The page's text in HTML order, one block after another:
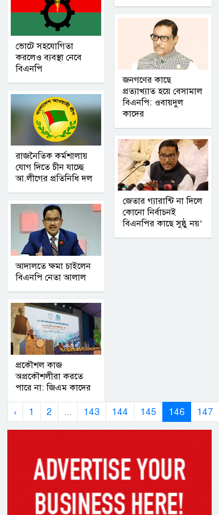
ভোটে সহযোগিতা
করলেও ব্যবস্থা নেবে
বিএনপি
রাজনৈতিক কর্মশালায়
যোগ দিতে চীন যাচ্ছে
আ.লীগের প্রতিনিধি দল
আদালতে ক্ষমা চাইলেন
বিএনপি নেতা আলাল
প্রকৌশল কাজ
অপ্রকৌশলীরা করতে
পারে না: জিএম কাদের
জনগণের কাছে
প্রত্যাখ্যাত হয়ে বেসামাল
বিএনপি: ওবায়দুল
কাদের
জেতার গ্যারান্টি না দিলে
কোনো নির্বাচনই
বিএনপির কাছে সুষ্ঠু নয়’
‹ 1 2 ... 143 144 145 146 147